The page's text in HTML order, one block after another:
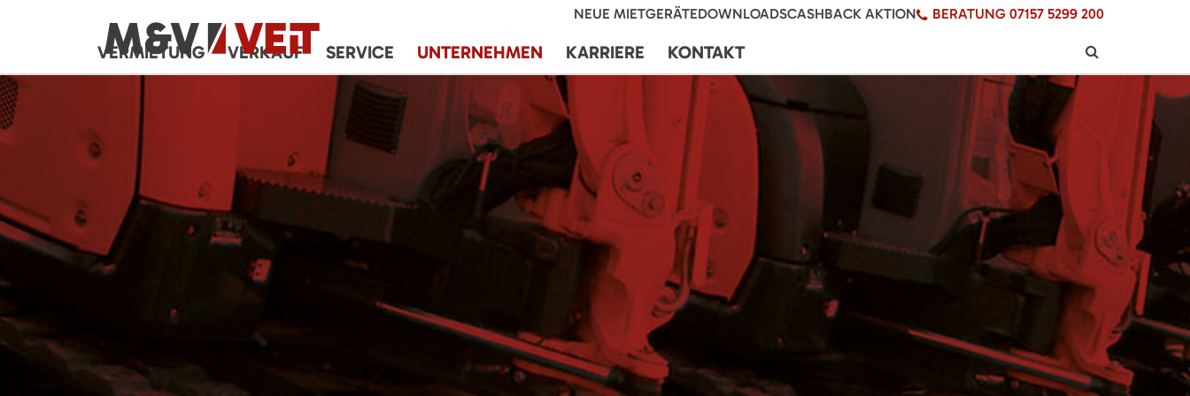
NEUE MIETGERÄTEDOWNLOADSCASHBACK AKTION BERATUNG 07157 5299 200
VERMIETUNG VERKAUF SERVICE UNTERNEHMEN KARRIERE KONTAKT